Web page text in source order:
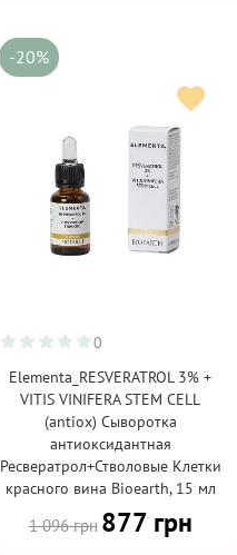
-20%
0
Elementa_RESVERATROL 3% +
VITIS VINIFERA STEM CELL
(antiox) Сыворотка
антиоксидантная
Ресвератрол+Стволовые Клетки
красного вина Bioearth, 15 мл
1 096 грн 877 грн